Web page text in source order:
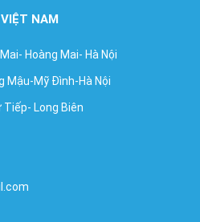
NAM
Hoàng Mai- Hà Nội
Mậu-Mỹ Đình-Hà Nội
Tiếp- Long Biên